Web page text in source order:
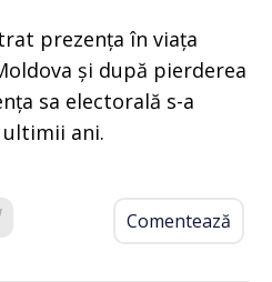
prezența în viața
și după pierderea
sa electorală s-a
ani.
Comentează